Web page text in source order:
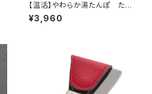
【温活】やわらか湯たんぽ たま
ご型
¥3,960